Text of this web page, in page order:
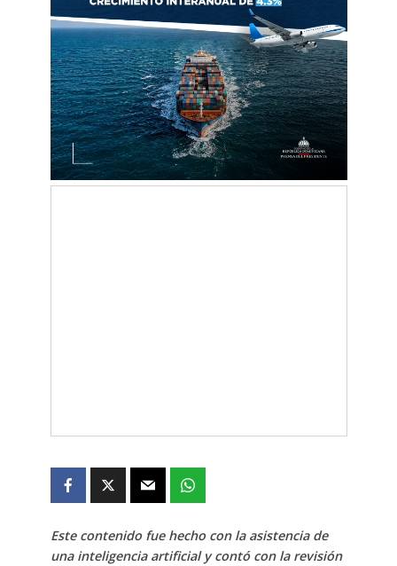
Este contenido fue hecho con la asistencia de
una inteligencia artificial y contó con la revisión